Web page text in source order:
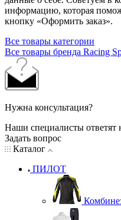
информацию, которая
кнопку «Оформить заказ».
Все товары категории
Все товары бренда Racing
Нужна консультация?
Наши специалисты
Задать вопрос
Каталог
ПИЛОТ